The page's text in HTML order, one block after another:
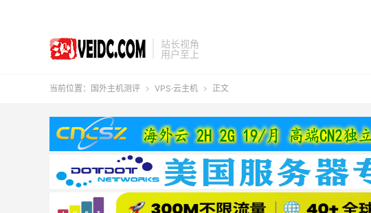
站长视角
用户至上
当前位置： 国外主机测评  VPS·云主机  正文